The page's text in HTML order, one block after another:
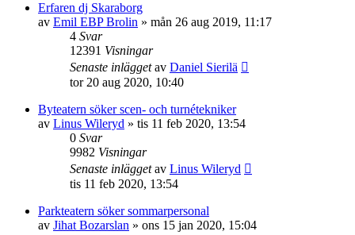
Erfaren dj Skaraborg
av Emil EBP Brolin » mån 26 aug 2019, 11:17
4 Svar
12391 Visningar
Senaste inläggetav Daniel Sierilä
tor 20 aug 2020, 10:40
Byteatern söker scen- och turnétekniker
av Linus Wileryd » tis 11 feb 2020, 13:54
0 Svar
9982 Visningar
Senaste inläggetav Linus Wileryd
tis 11 feb 2020, 13:54
Parkteatern söker sommarpersonal
av Jihat Bozarslan » ons 15 jan 2020, 15:04